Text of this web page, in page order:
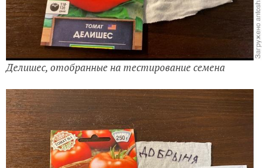
Делишес, отобранные на тестирование семена